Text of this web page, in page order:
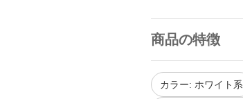
商品の特徴
カラー: ホワイト系